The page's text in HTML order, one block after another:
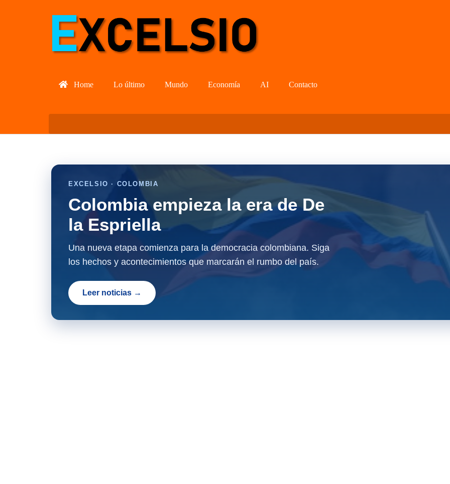
Home Lo último Mundo Economía AI Contacto
EXCELSIO · COLOMBIA
Colombia empieza la era de De
la Espriella
Una nueva etapa comienza para la democracia colombiana. Siga
los hechos y acontecimientos que marcarán el rumbo del país.
Leer noticias →